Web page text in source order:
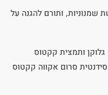
שמנוניות, ותורם להגנה על